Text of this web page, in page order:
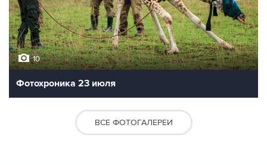
10
Фотохроника 23 июля
ВСЕ ФОТОГАЛЕРЕИ